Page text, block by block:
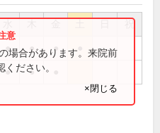
祝
● ● ●
● ●
場合があります。来院前
ださい。
×閉じる